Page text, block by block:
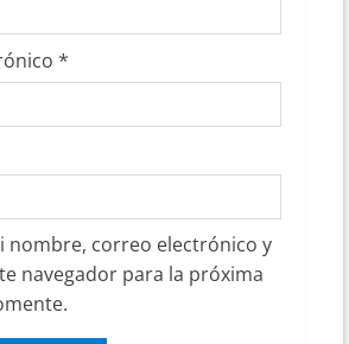
*
nombre, correo electrónico y
navegador para la próxima